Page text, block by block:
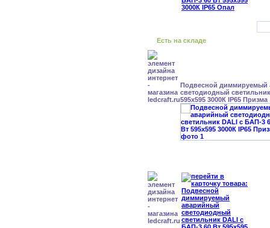
Есть на складе
Подвесной диммируемый
светодиодный
595x595 3000К IP65 Призма